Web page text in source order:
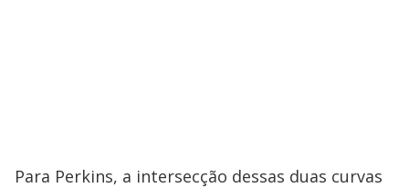
Para Perkins, a intersecção dessas duas curvas